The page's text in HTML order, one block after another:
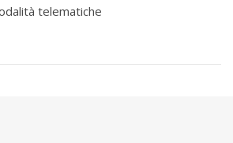
telematiche